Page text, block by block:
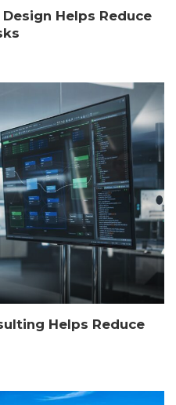
Helps Reduce
Helps Reduce